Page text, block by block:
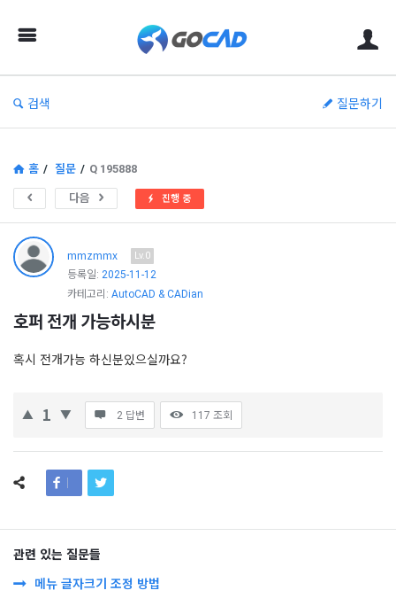
캐
(CAD)
정
보
의
중
심
검색 질문하기
홈 / 질문 / Q 195888
다음 진행 중
mmzmmx Lv.0
등록일: 2025-11-12
카테고리: AutoCAD & CADian
호퍼 전개 가능하시분
혹시 전개가능 하신분있으실까요?
1 2 답변 117 조회
관련 있는 질문들
메뉴 글자크기 조정 방법